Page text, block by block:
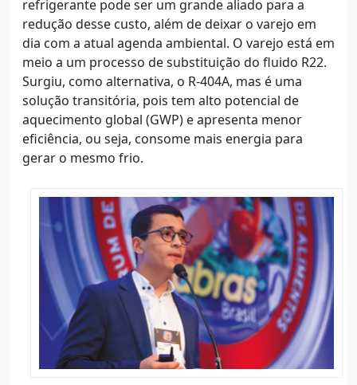
refrigerante pode ser um grande aliado para a
redução desse custo, além de deixar o varejo em
dia com a atual agenda ambiental. O varejo está em
meio a um processo de substituição do fluido R22.
Surgiu, como alternativa, o R-404A, mas é uma
solução transitória, pois tem alto potencial de
aquecimento global (GWP) e apresenta menor
eficiência, ou seja, consome mais energia para
gerar o mesmo frio.